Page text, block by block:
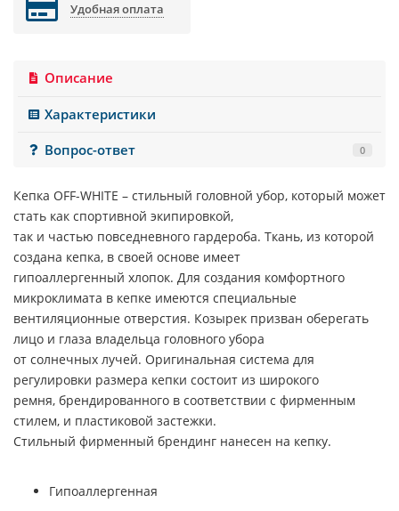
Удобная оплата
Описание
Характеристики
Вопрос-ответ
0
Кепка OFF-WHITE – стильный головной убор, который может
стать как спортивной экипировкой,
так и частью повседневного гардероба. Ткань, из которой
создана кепка, в своей основе имеет
гипоаллергенный хлопок. Для создания комфортного
микроклимата в кепке имеются специальные
вентиляционные отверстия. Козырек призван оберегать
лицо и глаза владельца головного убора
от солнечных лучей. Оригинальная система для
регулировки размера кепки состоит из широкого
ремня, брендированного в соответствии с фирменным
стилем, и пластиковой застежки.
Стильный фирменный брендинг нанесен на кепку.
Гипоаллергенная